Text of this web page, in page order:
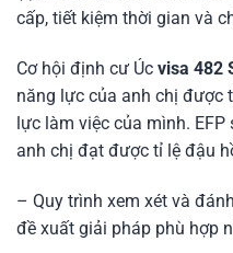
cấp, tiết kiệm thời gian và
Cơ hội định cư Úc visa 482
năng lực của anh chị được
lực làm việc của mình.
anh chị đạt được tỉ lệ đậu
– Quy trình xem xét và
đề xuất giải pháp phù hợp